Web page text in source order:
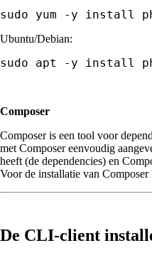
sudo yum -y install
Ubuntu/Debian:
sudo apt -y install
Composer
Composer is een tool voor
met Composer eenvoudig
heeft (de dependencies) en
Voor de installatie van Composer
De CLI-client